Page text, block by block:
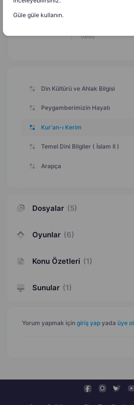
(test)
Din Kültürü ve Ahlak Bilgisi
Peygamberimizin Hayatı
Kur'an-ı Kerim
Temel Dini Bilgiler ( İslam II )
Arapça
Dosyalar (5)
Oyunlar (6)
Konu Özetleri (1)
Sunular (1)
Yorum yapmak için giriş yap yada üye ol
Güle güle kullanın.